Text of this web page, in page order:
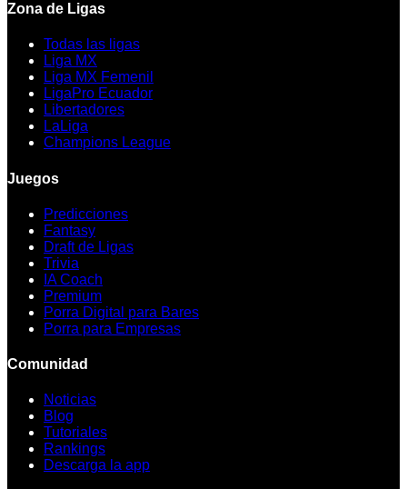
Zona de Ligas
Todas las ligas
Liga MX
Liga MX Femenil
LigaPro Ecuador
Libertadores
LaLiga
Champions League
Juegos
Predicciones
Fantasy
Draft de Ligas
Trivia
IA Coach
Premium
Porra Digital para Bares
Porra para Empresas
Comunidad
Noticias
Blog
Tutoriales
Rankings
Descarga la app